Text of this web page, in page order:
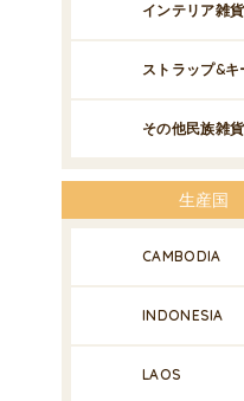
インテリア雑貨
ストラップ&キ
その他民族雑貨
生産国
CAMBODIA
INDONESIA
LAOS